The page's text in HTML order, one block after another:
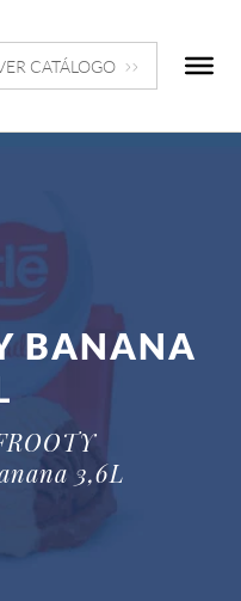
CATÁLOGO
BANANA
3,6L